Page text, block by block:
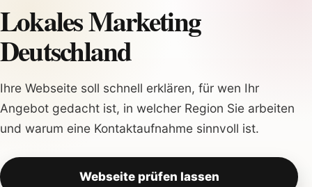
Lokales Marketing
Deutschland
Ihre Webseite soll schnell erklären, für wen Ihr
Angebot gedacht ist, in welcher Region Sie arbeiten
und warum eine Kontaktaufnahme sinnvoll ist.
Webseite prüfen lassen